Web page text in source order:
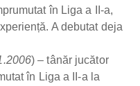
în Liga a II-a,
A debutat deja
) – tânăr jucător
în Liga a II-a la